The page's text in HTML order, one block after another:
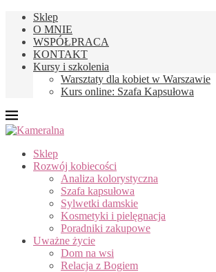
Sklep
O MNIE
WSPÓŁPRACA
KONTAKT
Kursy i szkolenia
Warsztaty dla kobiet w Warszawie
Kurs online: Szafa Kapsułowa
Sklep
Rozwój kobiecości
Analiza kolorystyczna
Szafa kapsułowa
Sylwetki damskie
Kosmetyki i pielęgnacja
Poradniki zakupowe
Uważne życie
Dom na wsi
Relacja z Bogiem